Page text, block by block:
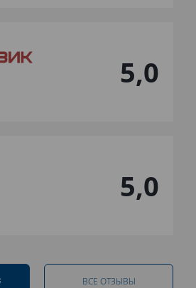
5,0
5,0
ВСЕ ОТЗЫВЫ